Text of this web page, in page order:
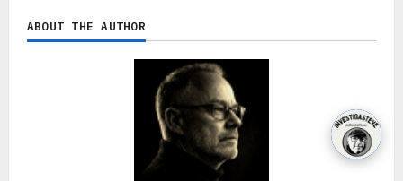
ABOUT THE AUTHOR